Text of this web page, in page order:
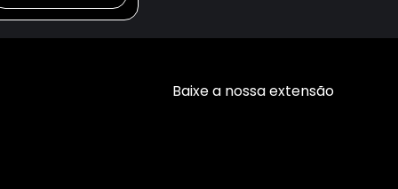
Baixe a nossa extensão